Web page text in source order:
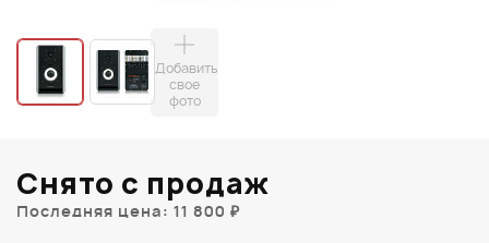
Добавить
свое
фото
Снято с продаж
Последняя цена: 11 800 ₽